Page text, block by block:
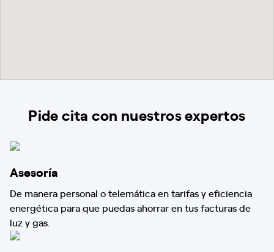
Pide cita con nuestros expertos
Asesoría
De manera personal o telemática en tarifas y eficiencia
energética para que puedas ahorrar en tus facturas de
luz y gas.